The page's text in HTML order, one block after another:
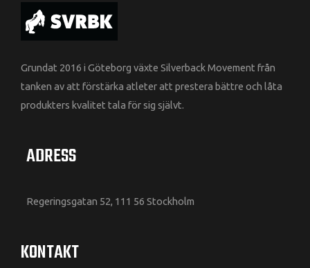
Grundat 2016 i Göteborg växte Silverback Movement från
tanken av att förstärka atleter att prestera bättre och låta
produkters kvalitet tala för sig självt.
ADRESS
Regeringsgatan 52, 111 56 Stockholm
KONTAKT